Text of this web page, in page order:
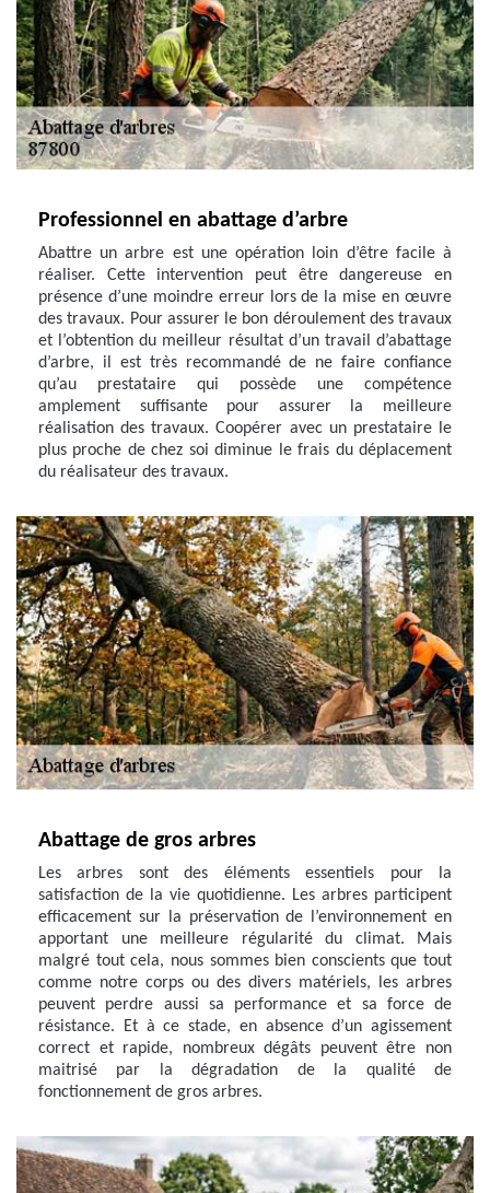
Professionnel en abattage d’arbre
Abattre un arbre est une opération loin d’être facile à
réaliser. Cette intervention peut être dangereuse en
présence d’une moindre erreur lors de la mise en œuvre
des travaux. Pour assurer le bon déroulement des travaux
et l’obtention du meilleur résultat d’un travail d’abattage
d’arbre, il est très recommandé de ne faire confiance
qu’au prestataire qui possède une compétence
amplement suffisante pour assurer la meilleure
réalisation des travaux. Coopérer avec un prestataire le
plus proche de chez soi diminue le frais du déplacement
du réalisateur des travaux.
Abattage de gros arbres
Les arbres sont des éléments essentiels pour la
satisfaction de la vie quotidienne. Les arbres participent
efficacement sur la préservation de l’environnement en
apportant une meilleure régularité du climat. Mais
malgré tout cela, nous sommes bien conscients que tout
comme notre corps ou des divers matériels, les arbres
peuvent perdre aussi sa performance et sa force de
résistance. Et à ce stade, en absence d’un agissement
correct et rapide, nombreux dégâts peuvent être non
maitrisé par la dégradation de la qualité de
fonctionnement de gros arbres.